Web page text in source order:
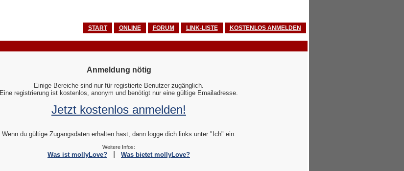
START ONLINE FORUM LINK-LISTE KOSTENLOS ANMELDEN
Anmeldung nötig
Einige Bereiche sind nur für registierte Benutzer zugänglich.
Eine registrierung ist kostenlos, anonym und benötigt nur eine gültige Emailadresse.
Jetzt kostenlos anmelden!
Wenn du gültige Zugangsdaten erhalten hast, dann logge dich links unter "Ich" ein.
Weitere Infos:
Was ist mollyLove? Was bietet mollyLove?